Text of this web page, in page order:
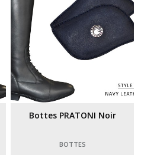
Bottes PRATONI Noir
BOTTES